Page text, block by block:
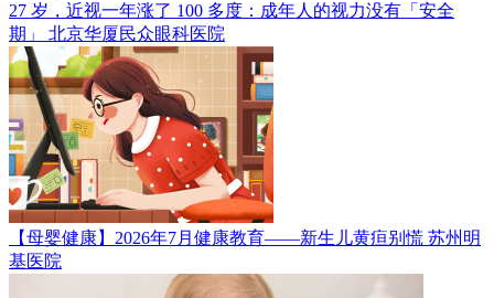
27 岁，近视一年涨了 100 多度：成年人的视力没有「安全
期」 北京华厦民众眼科医院
【母婴健康】2026年7月健康教育——新生儿黄疸别慌 苏州明
基医院